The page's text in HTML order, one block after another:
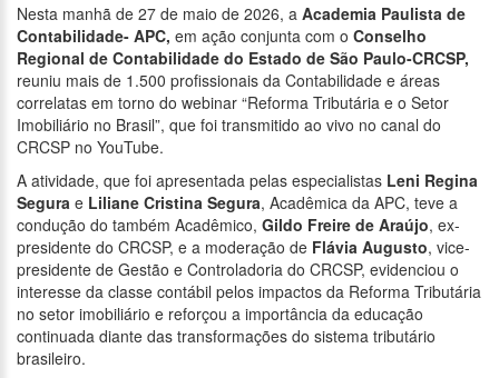
Nesta manhã de 27 de maio de 2026, a Academia Paulista de
Contabilidade- APC, em ação conjunta com o Conselho
Regional de Contabilidade do Estado de São Paulo-CRCSP,
reuniu mais de 1.500 profissionais da Contabilidade e áreas
correlatas em torno do webinar “Reforma Tributária e o Setor
Imobiliário no Brasil”, que foi transmitido ao vivo no canal do
CRCSP no YouTube.
A atividade, que foi apresentada pelas especialistas Leni Regina
Segura e Liliane Cristina Segura, Acadêmica da APC, teve a
condução do também Acadêmico, Gildo Freire de Araújo, ex-
presidente do CRCSP, e a moderação de Flávia Augusto, vice-
presidente de Gestão e Controladoria do CRCSP, evidenciou o
interesse da classe contábil pelos impactos da Reforma Tributária
no setor imobiliário e reforçou a importância da educação
continuada diante das transformações do sistema tributário
brasileiro.